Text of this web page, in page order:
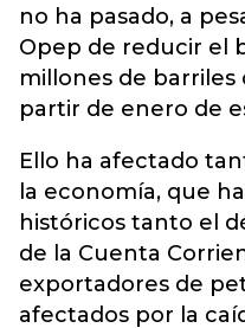
no ha pasado, a
Opep de reducir el
millones de barriles
partir de enero de
Ello ha afectado
la economía, que
históricos tanto el
de la Cuenta
exportadores de
afectados por la